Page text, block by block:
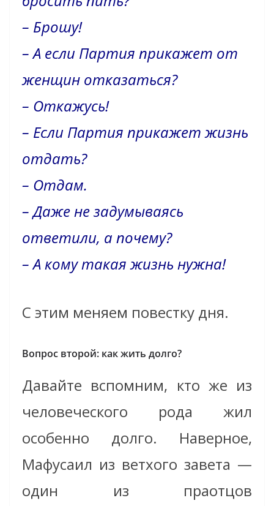
– Брошу!
– А если Партия прикажет от
женщин отказаться?
– Откажусь!
– Если Партия прикажет жизнь
отдать?
– Отдам.
– Даже не задумываясь
ответили, а почему?
– А кому такая жизнь нужна!
С этим меняем повестку дня.
Вопрос второй: как жить долго?
Давайте вспомним, кто же из
человеческого рода жил
особенно долго. Наверное,
Мафусаил из ветхого завета —
один из праотцов